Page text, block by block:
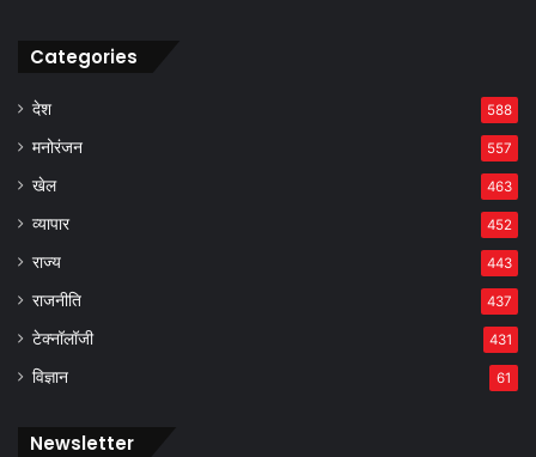
Categories
देश 588
मनोरंजन 557
खेल 463
व्यापार 452
राज्य 443
राजनीति 437
टेक्नॉलॉजी 431
विज्ञान 61
Newsletter